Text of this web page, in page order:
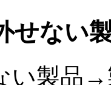
せない
い製品